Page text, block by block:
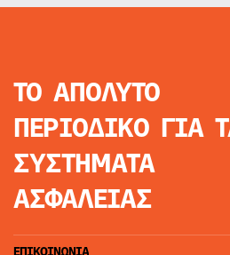
ΤΟ ΑΠΟΛΥΤΟ
ΠΕΡΙΟΔΙΚΟ ΓΙΑ
ΣΥΣΤΗΜΑΤΑ
ΑΣΦΑΛΕΙΑΣ